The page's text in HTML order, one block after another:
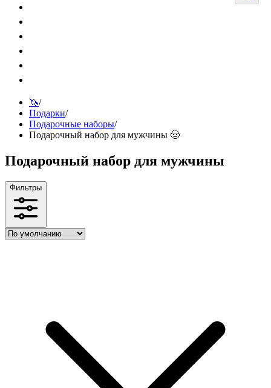
🦄/
Подарки/
Подарочные наборы/
Подарочный набор для мужчины 🤠
Подарочный набор для мужчины
Фильтры